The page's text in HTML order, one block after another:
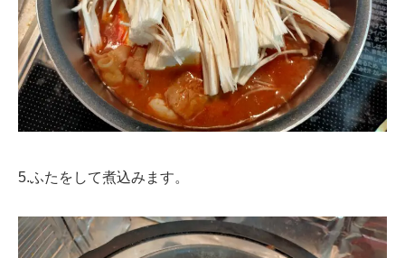
5.ふたをして煮込みます。